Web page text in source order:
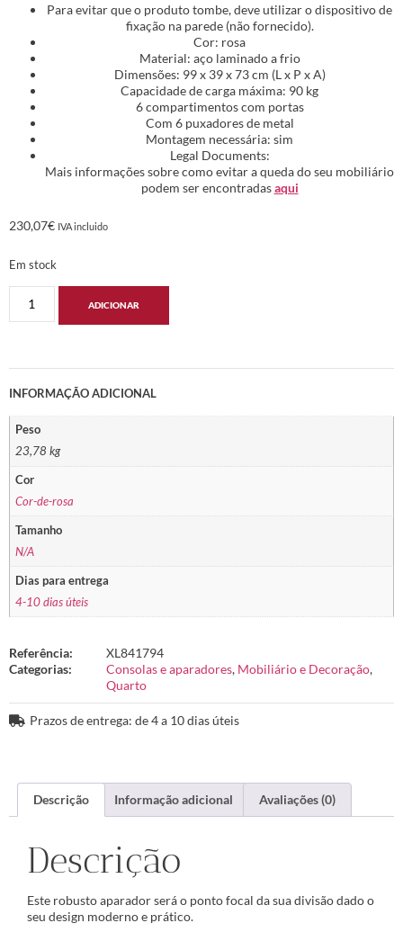
Para evitar que o produto tombe, deve utilizar o dispositivo de
fixação na parede (não fornecido).
Cor: rosa
Material: aço laminado a frio
Dimensões: 99 x 39 x 73 cm (L x P x A)
Capacidade de carga máxima: 90 kg
6 compartimentos com portas
Com 6 puxadores de metal
Montagem necessária: sim
Legal Documents:
Mais informações sobre como evitar a queda do seu mobiliário
podem ser encontradasaqui
230,07€ IVA incluido
Em stock
ADICIONAR
INFORMAÇÃO ADICIONAL
Peso
23,78 kg
Cor
Cor-de-rosa
Tamanho
N/A
Dias para entrega
4-10 dias úteis
Referência:
XL841794
Categorias:
Consolas e aparadores, Mobiliário e Decoração,
Quarto
Prazos de entrega: de 4 a 10 dias úteis
Descrição Informação adicional Avaliações (0)
Descrição
Este robusto aparador será o ponto focal da sua divisão dado o
seu design moderno e prático.